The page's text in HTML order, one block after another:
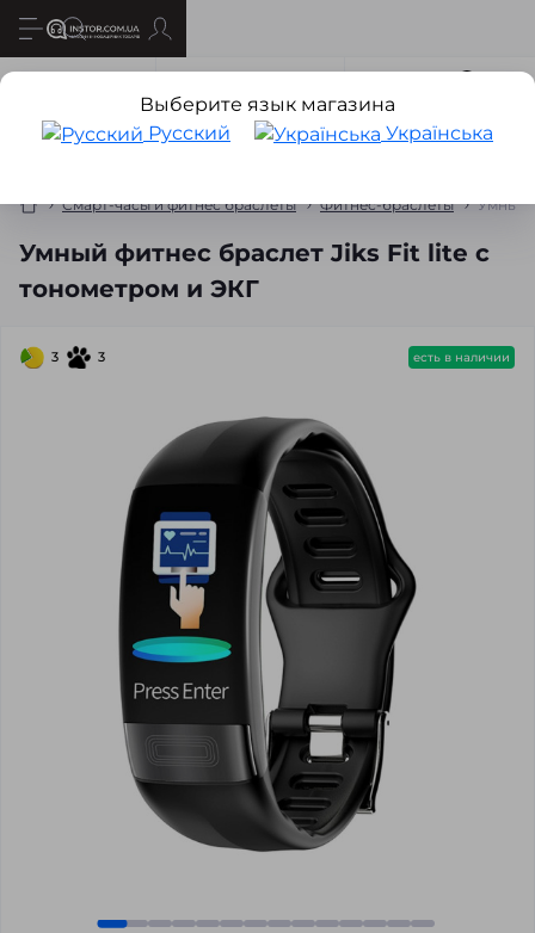
Смарт-часы и фитнес браслеты Фитнес-браслеты Умный
Выберите язык магазина
Русский
Українська
Умный фитнес браслет Jiks Fit lite с
тонометром и ЭКГ
Все о товаре Характеристики Отзывов
3 3 есть в наличии